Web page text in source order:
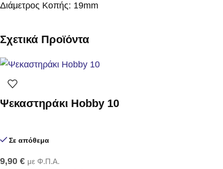
Διάμετρος Κοπής: 19mm
Σχετικά Προϊόντα
Ψεκαστηράκι Hobby 10
Σε απόθεμα
9,90 € με Φ.Π.Α.